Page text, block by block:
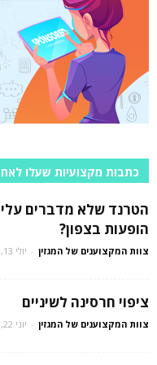
כתבות מקצועיות שעלו
הטרנד שלא מדברים
הופעות בצפון?
צוות המקצוענים של המגזין - יולי 13, 2026
ציפוי חרסינה לשיניים
צוות המקצוענים של המגזין - יוני 22, 2026